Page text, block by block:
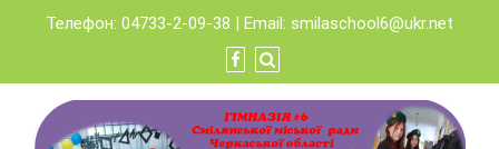
content
Телефон: 04733-2-09-38 | Email: smilaschool6@ukr.net